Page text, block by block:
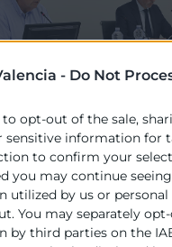
- Do Not
to opt-out of the sale,
sensitive information for
to confirm your
you may continue
utilized by us or
You may separately
by third parties on the
cámaras de la
y CEV
la
las empresas
la industria